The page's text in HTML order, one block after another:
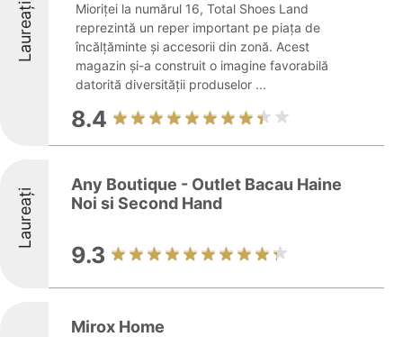
Laureați
Mioriței la numărul 16, Total Shoes Land
reprezintă un reper important pe piața de
încălțăminte și accesorii din zonă. Acest
magazin și-a construit o imagine favorabilă
datorită diversității produselor ...
8.4
Laureați
Any Boutique - Outlet Bacau Haine
Noi si Second Hand
9.3
Mirox Home